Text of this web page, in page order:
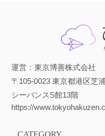
運営：東京博善株式会社
〒105-0023 東京都港区芝
シーバンスS館13階
https://